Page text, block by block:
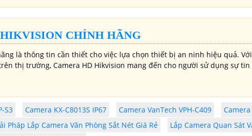
CHÍNH HÃNG
là thông tin cần thiết cho việc lựa chọn thiết bị an ninh hiệu quả.
thị trường, Camera HD Hikvision mang đến cho người sử dụng sự
S3 Camera KX-C8013S IP67 Camera VanTech VPH-C409
Pháp Lắp Camera Văn Phòng Sắt Nét Giá Rẻ
Lắp Camera Quan Sát